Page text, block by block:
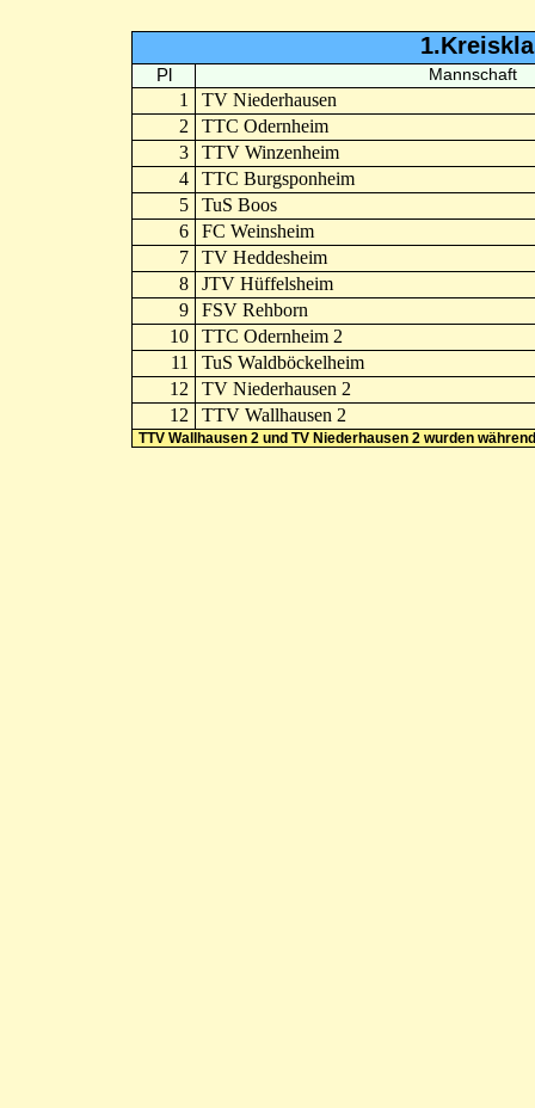
Pl Mannschaft
1
TV Niederhausen
2
TTC Odernheim
3
TTV Winzenheim
4
TTC Burgsponheim
5
TuS Boos
6
FC Weinsheim
7
TV Heddesheim
8
JTV Hüffelsheim
9
FSV Rehborn
10
TTC Odernheim 2
11
TuS Waldböckelheim
12
TV Niederhausen 2
12
TTV Wallhausen 2
TTV Wallhausen 2 und TV Niederhausen 2 wurden